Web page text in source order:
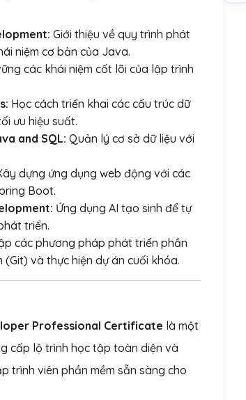
Giới thiệu về quy trình phát
niệm cơ bản của Java.
các khái niệm cốt lõi của lập trình
Học cách triển khai các cấu trúc dữ
ưu hiệu suất.
and SQL: Quản lý cơ sở dữ liệu với
dựng ứng dụng web động với các
Boot.
Ứng dụng AI tạo sinh để tự
triển.
các phương pháp phát triển phần
và thực hiện dự án cuối khóa.
Professional Certificate là một
cấp lộ trình học tập toàn diện và
trình viên phần mềm sẵn sàng cho